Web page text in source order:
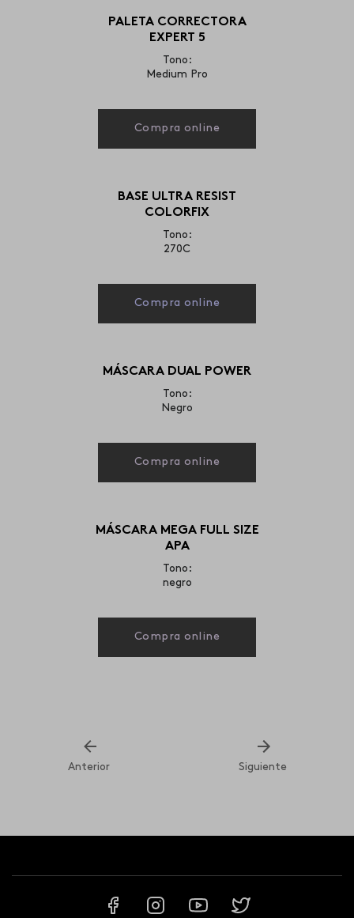
PALETA CORRECTORA
EXPERT 5
Tono:
Medium Pro
Compra online
BASE ULTRA RESIST
COLORFIX
Tono:
270C
Compra online
MÁSCARA DUAL POWER
Tono:
Negro
Compra online
MÁSCARA MEGA FULL SIZE
APA
Tono:
negro
Compra online
Anterior Siguiente